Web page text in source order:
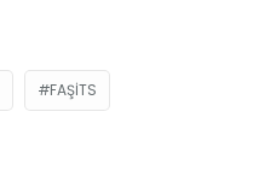
FAŞITS